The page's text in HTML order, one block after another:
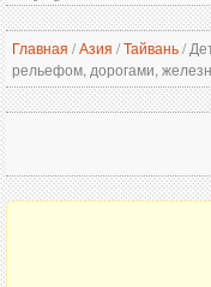
Главная /Азия /Тайвань/
рельефом, дорогами,